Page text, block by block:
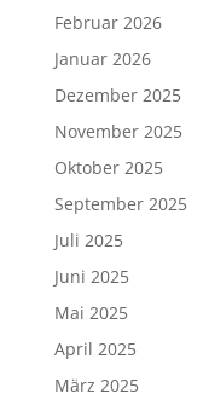
Februar 2026
Januar 2026
Dezember 2025
November 2025
Oktober 2025
September 2025
Juli 2025
Juni 2025
Mai 2025
April 2025
März 2025